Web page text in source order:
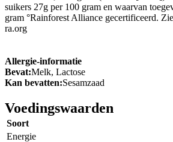
suikers 27g per 100 gram en waarvan
gram °Rainforest Alliance gecertificeerd.
ra.org
Allergie-informatie
Bevat:Melk, Lactose
Kan bevatten:Sesamzaad
Voedingswaarden
Soort
Energie